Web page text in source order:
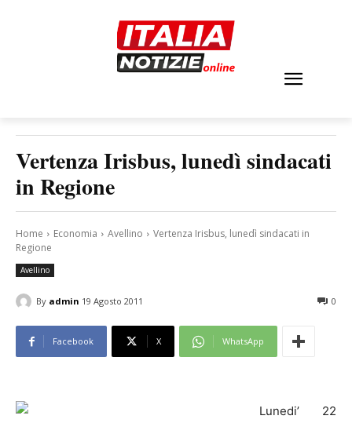
Vertenza Irisbus, lunedì sindacati
in Regione
Home Economia Avellino
Vertenza Irisbus, lunedì sindacati in
Regione
Avellino
By admin 19 Agosto 2011 0
Facebook X WhatsApp
Lunedi’ 22